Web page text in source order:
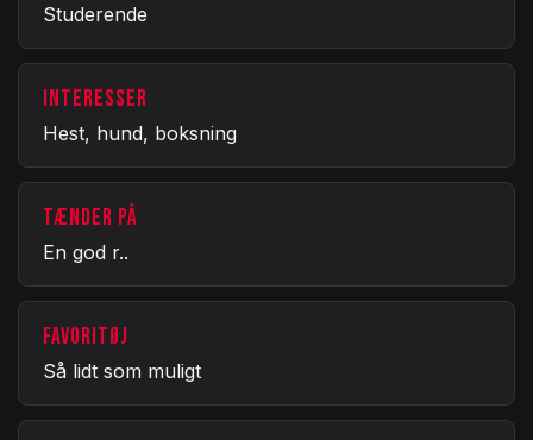
Studerende
INTERESSER
Hest, hund, boksning
TÆNDER PÅ
En god r..
FAVORITØJ
Så lidt som muligt